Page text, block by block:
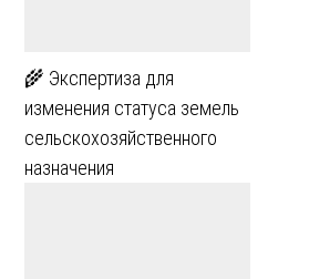
🌾 Экспертиза для
изменения статуса земель
сельскохозяйственного
назначения